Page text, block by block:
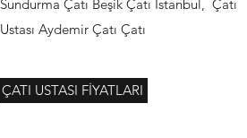
Sundurma Çatı Beşik Çatı İstanbul, Çatı
Ustası Aydemir Çatı Çatı
ÇATI USTASI FİYATLARI